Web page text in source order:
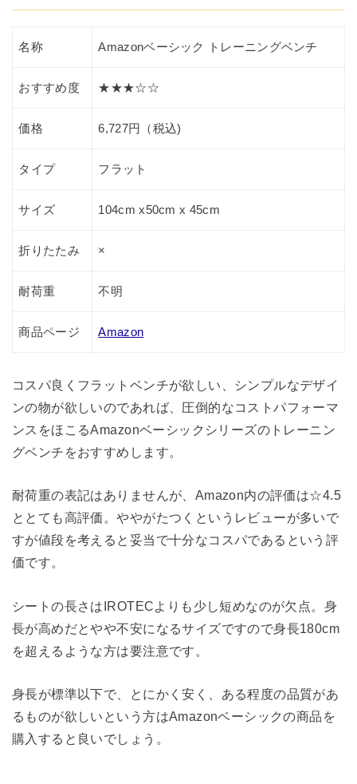
名称 Amazonベーシック トレーニングベンチ
おすすめ度 ★★★☆☆
価格 6,727円（税込)
タイプ フラット
サイズ 104cm x50cm x 45cm
折りたたみ ×
耐荷重 不明
商品ページ Amazon
コスパ良くフラットベンチが欲しい、シンプルなデザイ
ンの物が欲しいのであれば、圧倒的なコストパフォーマ
ンスをほこるAmazonベーシックシリーズのトレーニン
グベンチをおすすめします。
耐荷重の表記はありませんが、Amazon内の評価は☆4.5
ととても高評価。ややがたつくというレビューが多いで
すが値段を考えると妥当で十分なコスパであるという評
価です。
シートの長さはIROTECよりも少し短めなのが欠点。身
長が高めだとやや不安になるサイズですので身長180cm
を超えるような方は要注意です。
身長が標準以下で、とにかく安く、ある程度の品質があ
るものが欲しいという方はAmazonベーシックの商品を
購入すると良いでしょう。